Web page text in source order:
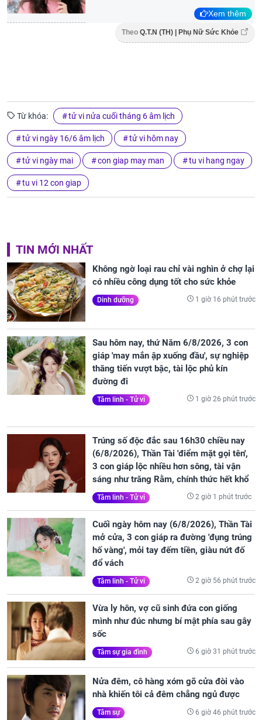
Xem thêm
Theo Q.T.N (TH) | Phụ Nữ Sức Khỏe
Từ khóa: tử vi nửa cuối tháng 6 âm lịch
tử vi ngày 16/6 âm lịch tử vi hôm nay
tử vi ngày mai con giap may man tu vi hang ngay
tu vi 12 con giap
TIN MỚI NHẤT
Không ngờ loại rau chỉ vài nghìn ở chợ lại
có nhiều công dụng tốt cho sức khỏe
Dinh dưỡng 1 giờ 16 phút trước
Sau hôm nay, thứ Năm 6/8/2026, 3 con
giáp 'may mắn ập xuống đầu', sự nghiệp
thăng tiến vượt bậc, tài lộc phủ kín
đường đi
Tâm linh - Tử vi 1 giờ 26 phút trước
Trúng số độc đắc sau 16h30 chiều nay
(6/8/2026), Thần Tài 'điểm mặt gọi tên',
3 con giáp lộc nhiều hơn sông, tài vận
sáng như trăng Rằm, chính thức hết khổ
Tâm linh - Tử vi 2 giờ 1 phút trước
Cuối ngày hôm nay (6/8/2026), Thần Tài
mở cửa, 3 con giáp ra đường 'đụng trúng
hố vàng', mỏi tay đếm tiền, giàu nứt đố
đổ vách
Tâm linh - Tử vi 2 giờ 56 phút trước
Vừa ly hôn, vợ cũ sinh đứa con giống
mình như đúc nhưng bí mật phía sau gây
sốc
Tâm sự gia đình 6 giờ 31 phút trước
Nửa đêm, cô hàng xóm gõ cửa đòi vào
nhà khiến tôi cả đêm chẳng ngủ được
Tâm sự 6 giờ 46 phút trước